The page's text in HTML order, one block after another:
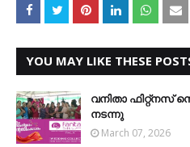
YOU MAY LIKE THESE
വനിതാ ഫിറ്റ്‌നസ്
നടന്നു
March 07, 2026